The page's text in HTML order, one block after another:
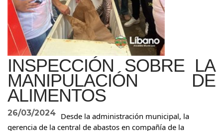
INSPECCIÓN SOBRE LA
MANIPULACIÓN DE
ALIMENTOS
26/03/2024 Desde la administración municipal, la
gerencia de la central de abastos en compañía de la